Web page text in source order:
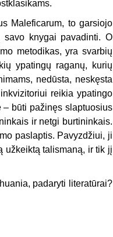
Maleficarum, to garsiojo
savo knygai pavadinti. O
metodikas, yra svarbių
ypatingų raganų, kurių
nedūsta, neskęsta
reikia ypatingo
– būti pažinęs slaptuosius
ir netgi burtininkais.
paslaptis. Pavyzdžiui, ji
užkeiktą talismaną, ir tik jį
padaryti literatūrai?